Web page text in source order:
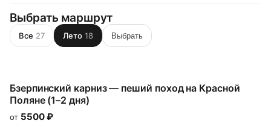
Выбрать маршрут
Все 27 Лето 18 Выбрать
Бзерпинский карниз — пеший поход на Красной
Поляне (1–2 дня)
от 5500₽